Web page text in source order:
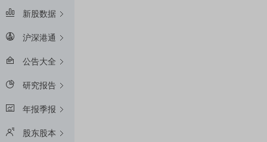
新股数据
沪深港通
公告大全
研究报告
年报季报
股东股本